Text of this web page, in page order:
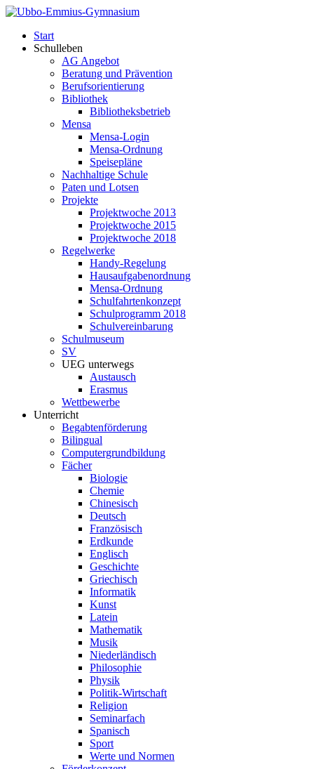
Start
Schulleben
AG Angebot
Beratung und Prävention
Berufsorientierung
Bibliothek
Bibliotheksbetrieb
Mensa
Mensa-Login
Mensa-Ordnung
Speisepläne
Nachhaltige Schule
Paten und Lotsen
Projekte
Projektwoche 2013
Projektwoche 2015
Projektwoche 2018
Regelwerke
Handy-Regelung
Hausaufgabenordnung
Mensa-Ordnung
Schulfahrtenkonzept
Schulprogramm 2018
Schulvereinbarung
Schulmuseum
SV
UEG unterwegs
Austausch
Erasmus
Wettbewerbe
Unterricht
Begabtenförderung
Bilingual
Computergrundbildung
Fächer
Biologie
Chemie
Chinesisch
Deutsch
Französisch
Erdkunde
Englisch
Geschichte
Griechisch
Informatik
Kunst
Latein
Mathematik
Musik
Niederländisch
Philosophie
Physik
Politik-Wirtschaft
Religion
Seminarfach
Spanisch
Sport
Werte und Normen